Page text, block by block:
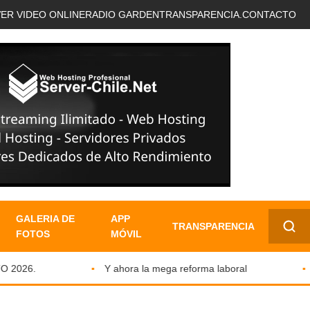
VIDEO ONLINERADIO GARDENTRANSPARENCIA. CONTACTO
GALERIA DE
FOTOS
APP
MÓVIL
TRANSPARENCIA
Y ahora la mega reforma laboral